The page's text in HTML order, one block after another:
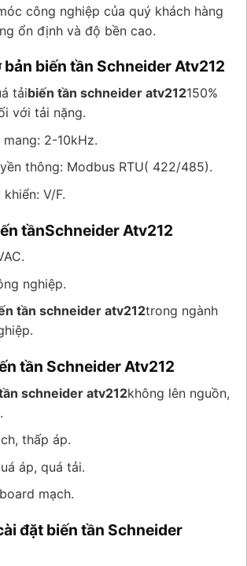
công nghiệp của quý khách hàng
ổn định và độ bền cao.
biến tần Schneider Atv212
tảibiến tần schneider atv212150%
với tải nặng.
2-10kHz.
thông: Modbus RTU( 422/485).
V/F.
tầnSchneider Atv212
nghiệp.
tần schneider atv212trong ngành
tần Schneider Atv212
schneider atv212không lên nguồn,
thấp áp.
áp, quá tải.
mạch.
đặt biến tần Schneider